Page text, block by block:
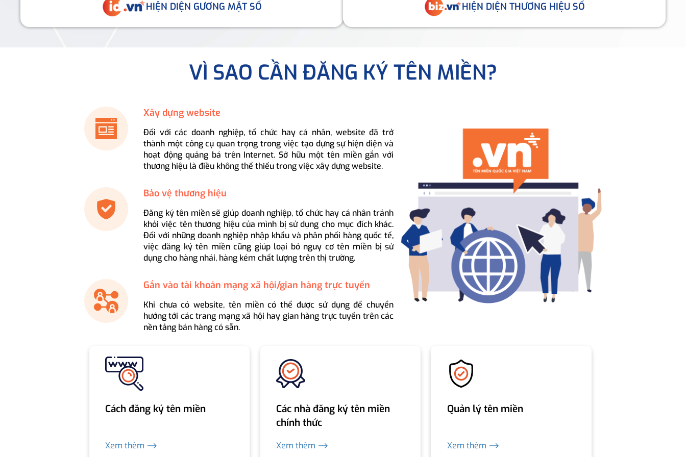
HIỆN DIỆN GƯƠNG MẶT SỐ HIỆN DIỆN THƯƠNG HIỆU SỐ
VÌ SAO CẦN ĐĂNG KÝ TÊN MIỀN?
Xây dựng website
Đối với các doanh nghiệp, tổ chức hay cá nhân, website đã trở
thành một công cụ quan trọng trong việc tạo dựng sự hiện diện và
hoạt động quảng bá trên Internet. Sở hữu một tên miền gắn với
thương hiệu là điều không thể thiếu trong việc xây dựng website.
Bảo vệ thương hiệu
Đăng ký tên miền sẽ giúp doanh nghiệp, tổ chức hay cá nhân tránh
khỏi việc tên thương hiệu của mình bị sử dụng cho mục đích khác.
Đối với những doanh nghiệp nhập khẩu và phân phối hàng quốc tế,
việc đăng ký tên miền cũng giúp loại bỏ nguy cơ tên miền bị sử
dụng cho hàng nhái, hàng kém chất lượng trên thị trường.
Gắn vào tài khoản mạng xã hội/gian hàng trực tuyến
Khi chưa có website, tên miền có thể được sử dụng để chuyển
hướng tới các trang mạng xã hội hay gian hàng trực tuyến trên các
nền tảng bán hàng có sẵn.
Cách đăng ký tên miền
Xem thêm ⟶
Các nhà đăng ký tên miền
chính thức
Xem thêm ⟶
Quản lý tên miền
Xem thêm ⟶